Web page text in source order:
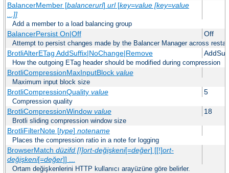
BalancerMember [balancerurl] url[key=value [key=value
...]]
Add a member to a load balancing group
BalancerPersist On|Off Off
Attempt to persist changes made by the Balancer Manager across
BrotliAlterETag AddSuffix|NoChange|Remove
How the outgoing ETag header should be modified during compression
BrotliCompressionMaxInputBlock value
Maximum input block size
BrotliCompressionQuality value 5
Compression quality
BrotliCompressionWindow value 18
Brotli sliding compression window size
BrotliFilterNote [type] notename
Places the compression ratio in a note for logging
BrowserMatch düzifd [!]ort-değişkeni[=değer] [[!]ort-
değişkeni[=değer]] ...
Ortam değişkenlerini HTTP kullanıcı arayüzüne göre belirler.